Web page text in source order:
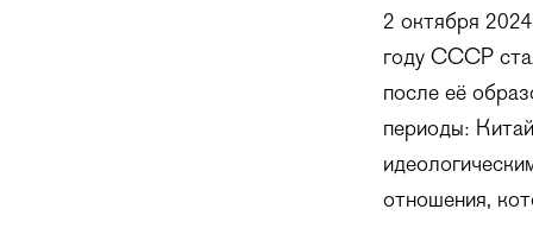
2 октября
году СССР
после её
периоды:
отношения,